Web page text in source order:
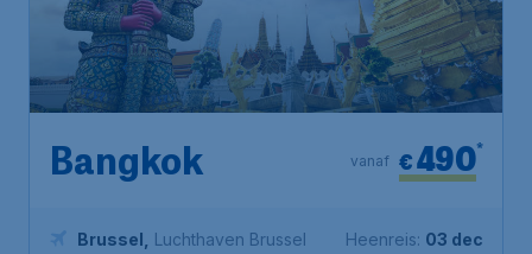
Bangkok €490
vanaf
Brussel
Luchthaven Brussel
Heenreis: 03 dec